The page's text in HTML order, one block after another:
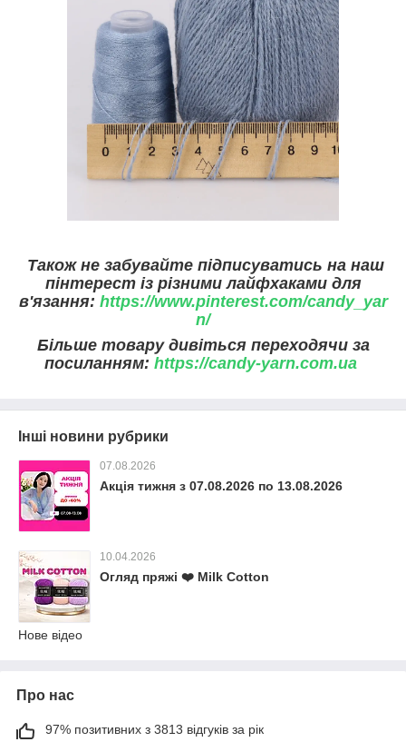
Також не забувайте підписуватись на наш
пінтерест із різними лайфхаками для
в'язання: https://www.pinterest.com/candy_yar
n/
Більше товару дивіться переходячи за
посиланням: https://candy-yarn.com.ua
Інші новини рубрики
07.08.2026
Акція тижня з 07.08.2026 по 13.08.2026
10.04.2026
Огляд пряжі ❤️ Milk Cotton
Нове відео
Про нас
97% позитивних з 3813 відгуків за рік